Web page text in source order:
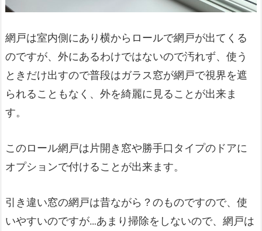
網戸は室内側にあり横からロールで網戸が出てくる
のですが、外にあるわけではないので汚れず、使う
ときだけ出すので普段はガラス窓が網戸で視界を遮
られることもなく、外を綺麗に見ることが出来ま
す。
このロール網戸は片開き窓や勝手口タイプのドアに
オプションで付けることが出来ます。
引き違い窓の網戸は昔ながら？のものですので、使
いやすいのですが…あまり掃除をしないので、網戸は